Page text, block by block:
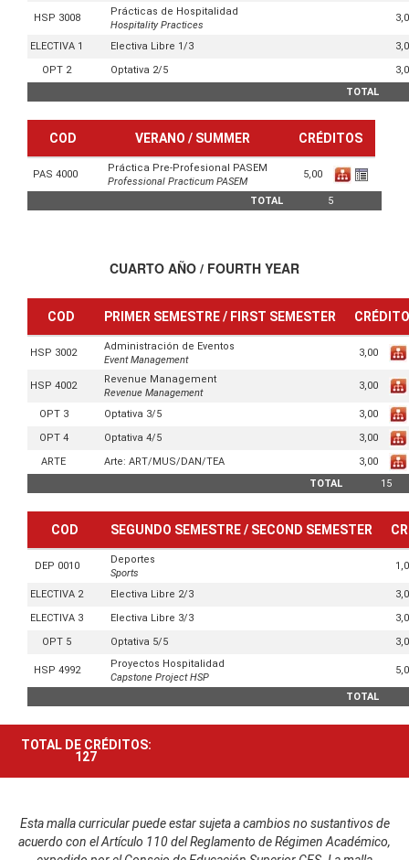
HSP 3008
Prácticas de Hospitalidad
Hospitality Practices
ELECTIVA 1 Electiva Libre 1/3
OPT 2 Optativa 2/5
TOTAL
COD VERANO / SUMMER CRÉDITOS
PAS 4000
Práctica Pre-Profesional PASEM
Professional Practicum PASEM
5,00
TOTAL 5
CUARTO AÑO / FOURTH YEAR
COD PRIMER SEMESTRE / FIRST SEMESTER
HSP 3002
Administración de Eventos
Event Management
3,00
HSP 4002
Revenue Management
Revenue Management
3,00
OPT 3 Optativa 3/5 3,00
OPT 4 Optativa 4/5 3,00
ARTE Arte: ART/MUS/DAN/TEA
3,00
TOTAL
15
COD SEGUNDO SEMESTRE / SECOND SEMESTER
DEP 0010
Deportes
Sports
ELECTIVA 2 Electiva Libre 2/3
ELECTIVA 3 Electiva Libre 3/3
OPT 5 Optativa 5/5
HSP 4992
Proyectos Hospitalidad
Capstone Project HSP
TOTAL
TOTAL DE CRÉDITOS:
127
Esta malla curricular puede estar sujeta a cambios no sustantivos de
acuerdo con el Artículo 110 del Reglamento de Régimen Académico,